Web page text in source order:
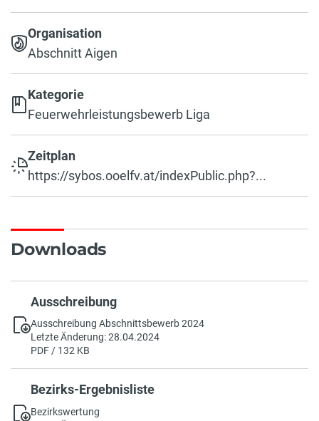
Organisation
Abschnitt Aigen
Kategorie
Feuerwehrleistungsbewerb Liga
Zeitplan
https://sybos.ooelfv.at/indexPublic.php?...
Downloads
Ausschreibung
Ausschreibung Abschnittsbewerb 2024
Letzte Änderung: 28.04.2024
PDF / 132 KB
Bezirks-Ergebnisliste
Bezirkswertung